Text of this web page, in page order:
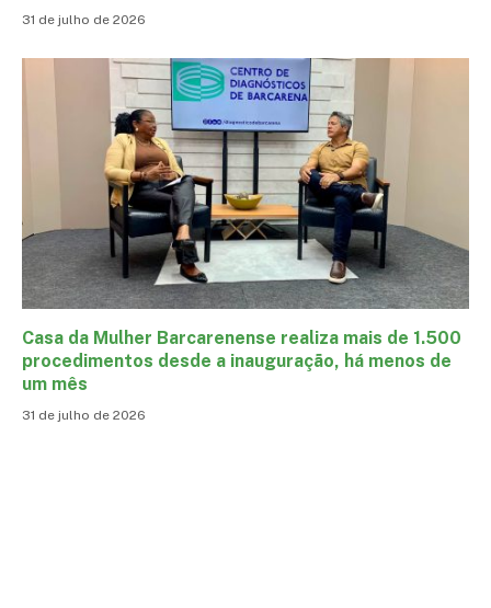
31 de julho de 2026
Casa da Mulher Barcarenense realiza mais de 1.500
procedimentos desde a inauguração, há menos de
um mês
31 de julho de 2026